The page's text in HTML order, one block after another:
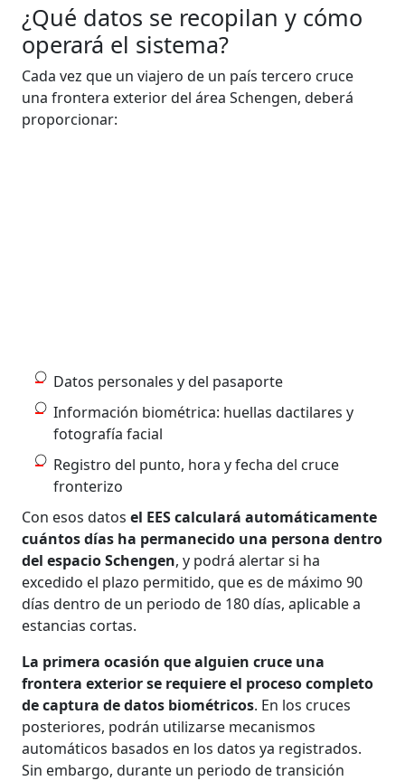
¿Qué datos se recopilan y cómo
operará el sistema?
Cada vez que un viajero de un país tercero cruce
una frontera exterior del área Schengen, deberá
proporcionar:
Datos personales y del pasaporte
Información biométrica: huellas dactilares y
fotografía facial
Registro del punto, hora y fecha del cruce
fronterizo
Con esos datosel EES calculará automáticamente
cuántos días ha permanecido una persona dentro
del espacio Schengen, y podrá alertar si ha
excedido el plazo permitido, que es de máximo 90
días dentro de un periodo de 180 días, aplicable a
estancias cortas.
La primera ocasión que alguien cruce una
frontera exterior se requiere el proceso completo
de captura de datos biométricos. En los cruces
posteriores, podrán utilizarse mecanismos
automáticos basados en los datos ya registrados.
Sin embargo, durante un periodo de transición